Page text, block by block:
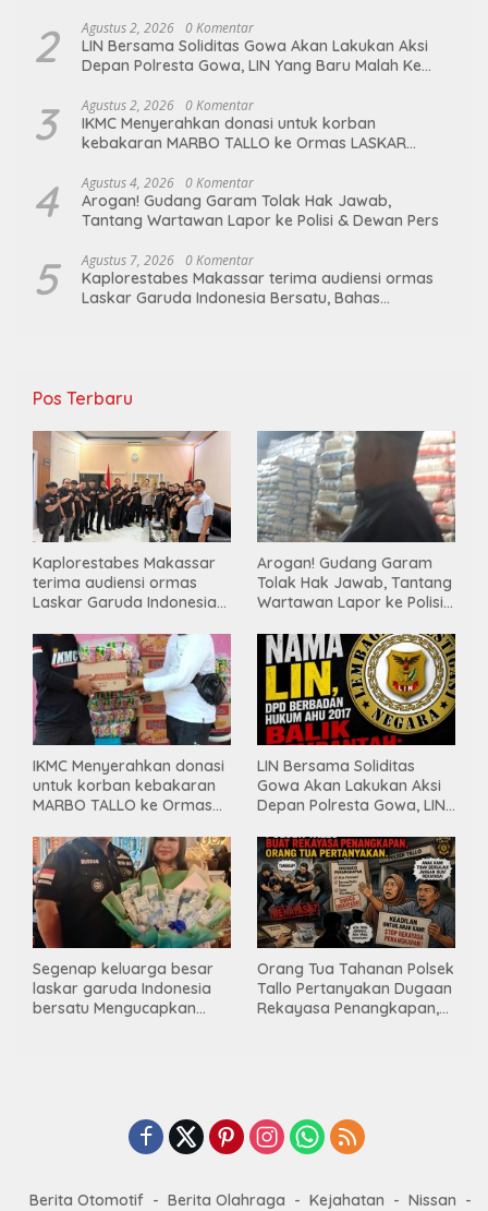
2 Agustus 2, 2026 0 Komentar
LIN Bersama Soliditas Gowa Akan Lakukan Aksi
Depan Polresta Gowa, LIN Yang Baru Malah Ke
3 Agustus 2, 2026 0 Komentar
IKMC Menyerahkan donasi untuk korban
kebakaran MARBO TALLO ke Ormas LASKAR
4 Agustus 4, 2026 0 Komentar
Arogan! Gudang Garam Tolak Hak Jawab,
Tantang Wartawan Lapor ke Polisi & Dewan Pers
5 Agustus 7, 2026 0 Komentar
Kaplorestabes Makassar terima audiensi ormas
Laskar Garuda Indonesia Bersatu, Bahas
Pos Terbaru
Kaplorestabes Makassar
terima audiensi ormas
Laskar Garuda Indonesia
hingga kegiatan sosial.
Arogan! Gudang Garam
Tolak Hak Jawab, Tantang
Wartawan Lapor ke Polisi
IKMC Menyerahkan donasi
untuk korban kebakaran
MARBO TALLO ke Ormas
INDONESIA BERSATU
LIN Bersama Soliditas
Gowa Akan Lakukan Aksi
Depan Polresta Gowa, LIN
Ge’eran Nama
Lembaganya Di Catut
Segenap keluarga besar
laskar garuda Indonesia
bersatu Mengucapkan
Orang Tua Tahanan Polsek
Tallo Pertanyakan Dugaan
Rekayasa Penangkapan,
Berita Otomotif Berita Olahraga Kejahatan Nissan